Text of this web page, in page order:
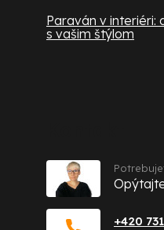
Paraván v interiéri:
s vašim štýlom
+420